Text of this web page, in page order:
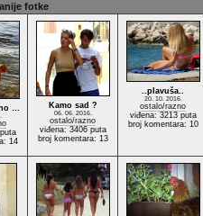
fotke
…
14
Kamo sad ?
06. 06. 2016.
ostalo/razno
viđena: 3406 puta
broj komentara: 13
..plavuša..
20. 10. 2016.
ostalo/razno
viđena: 3213 puta
broj komentara: 10